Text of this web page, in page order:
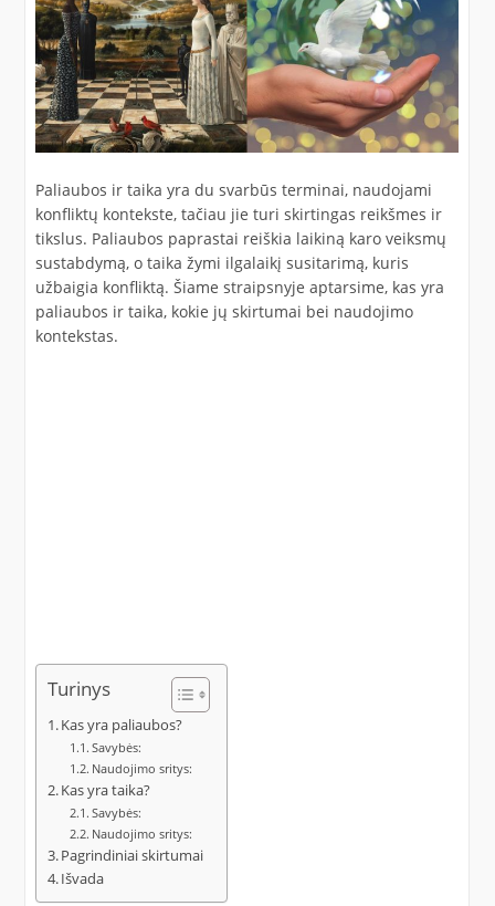
Paliaubos ir taika yra du svarbūs terminai, naudojami
konfliktų kontekste, tačiau jie turi skirtingas reikšmes ir
tikslus. Paliaubos paprastai reiškia laikiną karo veiksmų
sustabdymą, o taika žymi ilgalaikį susitarimą, kuris
užbaigia konfliktą. Šiame straipsnyje aptarsime, kas yra
paliaubos ir taika, kokie jų skirtumai bei naudojimo
kontekstas.
Turinys
Kas yra paliaubos?
Savybės:
Naudojimo sritys:
Kas yra taika?
Savybės:
Naudojimo sritys:
Pagrindiniai skirtumai
Išvada